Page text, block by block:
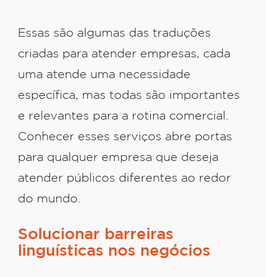
Essas são algumas das traduções
criadas para atender empresas, cada
uma atende uma necessidade
específica, mas todas são importantes
e relevantes para a rotina comercial.
Conhecer esses serviços abre portas
para qualquer empresa que deseja
atender públicos diferentes ao redor
do mundo.
Solucionar barreiras
linguísticas nos negócios